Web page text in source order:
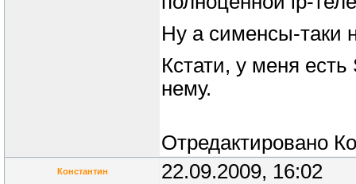
Ну а сименсы-таки
Кстати, у меня
нему.
Отредактировано
Константин 22.09.2009, 16:02